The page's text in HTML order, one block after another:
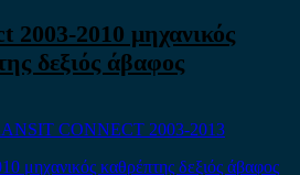
2003-2010 μηχανικός
δεξιός άβαφος
CONNECT 2003-2013